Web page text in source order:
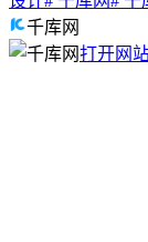
千库网
打开网